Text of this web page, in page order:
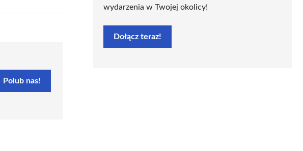
Polub nas!
wydarzenia w Twojej okolicy!
Dołącz teraz!